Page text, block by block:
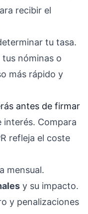
recibir el
tu tasa.
nóminas o
más rápido y
antes de firmar
interés. Compara
refleja el coste
mensual.
y su impacto.
y penalizaciones